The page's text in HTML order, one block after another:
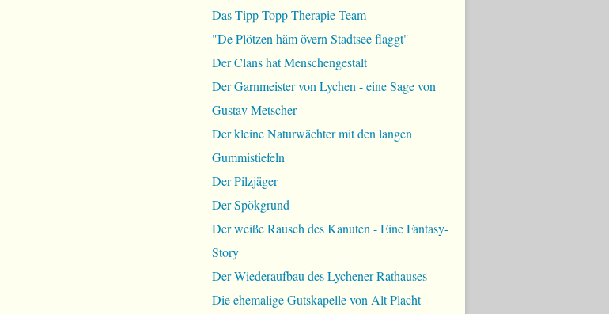
Das Tipp-Topp-Therapie-Team
"De Plötzen häm övern Stadtsee flaggt"
Der Clans hat Menschengestalt
Der Garnmeister von Lychen - eine Sage von
Gustav Metscher
Der kleine Naturwächter mit den langen
Gummistiefeln
Der Pilzjäger
Der Spökgrund
Der weiße Rausch des Kanuten - Eine Fantasy-
Story
Der Wiederaufbau des Lychener Rathauses
Die ehemalige Gutskapelle von Alt Placht